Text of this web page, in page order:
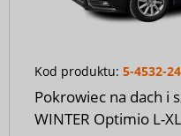
Kod produktu: 5-4532-
Pokrowiec na dach i
WINTER Optimio L-